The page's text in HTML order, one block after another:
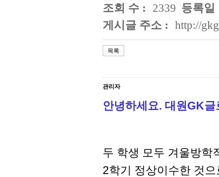
조회 수 : 2339 등록일
게시글 주소 : http://
목록
관리자
안녕하세요. 대원GK
두 학생 모두 겨울방학
2학기 정상이수한 것